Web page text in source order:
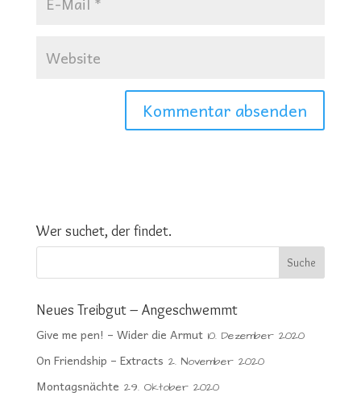
Wer suchet, der findet.
Neues Treibgut – Angeschwemmt
Give me pen! – Wider die Armut 10. Dezember 2020
On Friendship – Extracts 2. November 2020
Montagsnächte 29. Oktober 2020